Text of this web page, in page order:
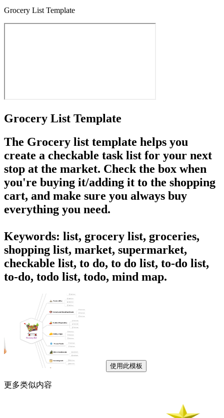
Grocery List Template
Grocery List Template
The Grocery list template helps you
create a checkable task list for your next
stop at the market. Check the box when
you're buying it/adding it to the shopping
cart, and make sure you always buy
everything you need.
Keywords: list, grocery list, groceries,
shopping list, market, supermarket,
checkable list, to do, to do list, to-do list,
to-do, todo list, todo, mind map.
使用此模板
更多类似内容